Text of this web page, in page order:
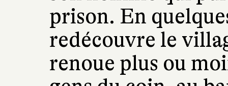
prison. En
redécouvre le
renoue plus ou